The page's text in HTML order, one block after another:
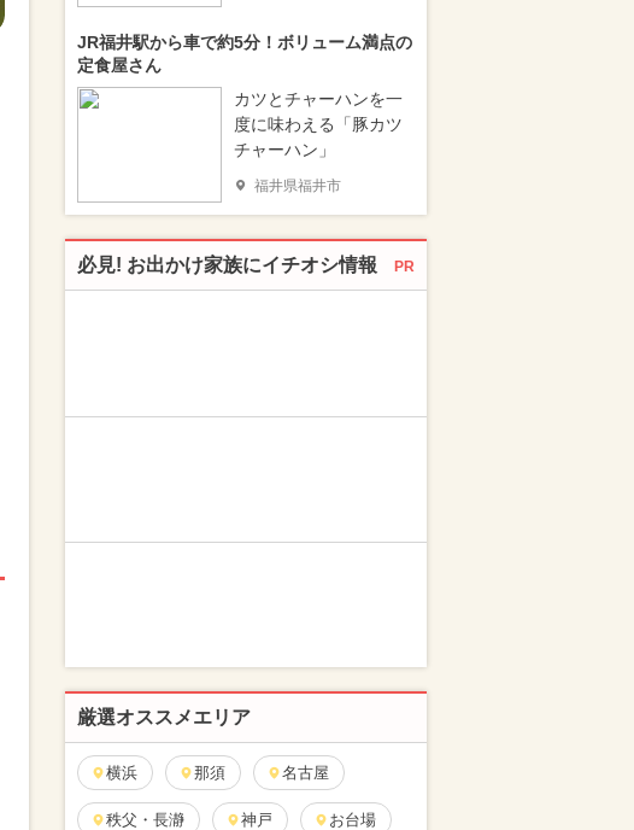
JR福井駅から車で約5分！ボリューム満点の
定食屋さん
カツとチャーハンを一
度に味わえる「豚カツ
チャーハン」
福井県福井市
必見! お出かけ家族にイチオシ情報 PR
厳選オススメエリア
横浜 那須 名古屋
秩父・長瀞 神戸 お台場